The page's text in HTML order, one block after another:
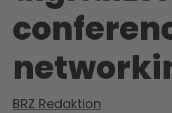
BRZ Redaktion